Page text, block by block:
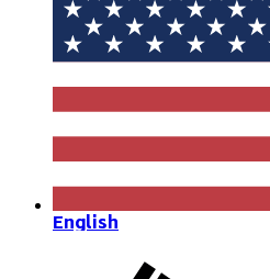
English